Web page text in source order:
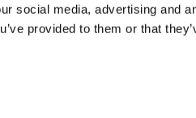
social media, advertising and
provided to them or that